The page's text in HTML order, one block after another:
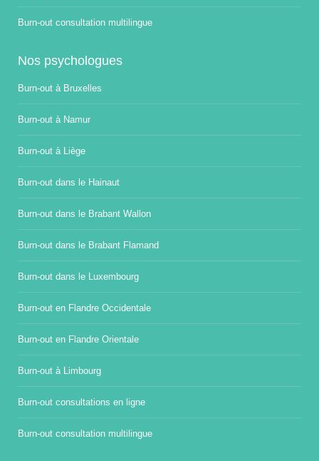
Burn-out consultation multilingue
Nos psychologues
Burn-out à Bruxelles
Burn-out à Namur
Burn-out à Liège
Burn-out dans le Hainaut
Burn-out dans le Brabant Wallon
Burn-out dans le Brabant Flamand
Burn-out dans le Luxembourg
Burn-out en Flandre Occidentale
Burn-out en Flandre Orientale
Burn-out à Limbourg
Burn-out consultations en ligne
Burn-out consultation multilingue